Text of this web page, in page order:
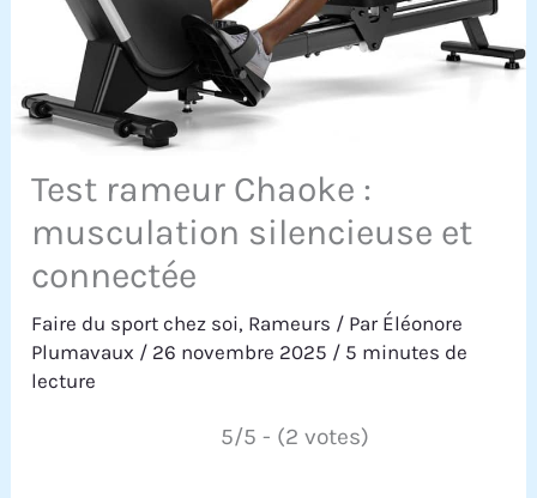
Test rameur Chaoke :
musculation silencieuse et
connectée
Faire du sport chez soi, Rameurs / Par Éléonore
Plumavaux / 26 novembre 2025 / 5 minutes de
lecture
5/5 - (2 votes)